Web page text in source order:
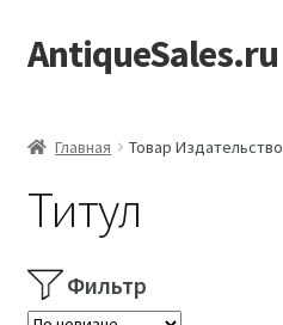
Перейти
к
Перейти
к
AntiqueSales.ru
Главная Товар Издательство
Титул
Фильтр